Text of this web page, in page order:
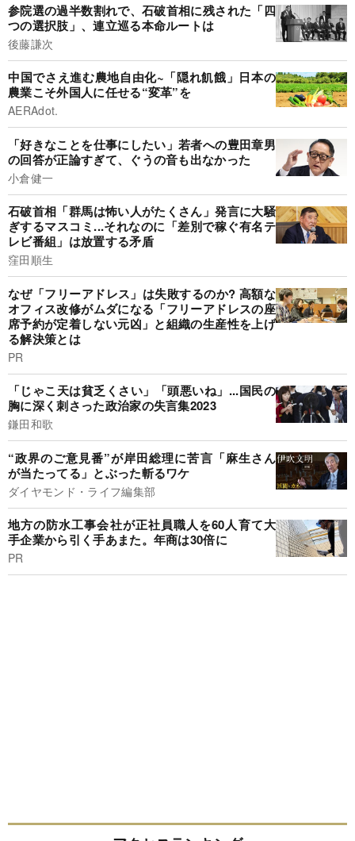
参院選の過半数割れで、石破首相に残された「四
つの選択肢」、連立巡る本命ルートは
後藤謙次
中国でさえ進む農地自由化~「隠れ飢餓」日本の
農業こそ外国人に任せる“変革”を
AERAdot.
「好きなことを仕事にしたい」若者への豊田章男
の回答が正論すぎて、ぐうの音も出なかった
小倉健一
石破首相「群馬は怖い人がたくさん」発言に大騒
ぎするマスコミ...それなのに「差別で稼ぐ有名テ
レビ番組」は放置する矛盾
窪田順生
なぜ「フリーアドレス」は失敗するのか? 高額な
オフィス改修がムダになる「フリーアドレスの座
席予約が定着しない元凶」と組織の生産性を上げ
る解決策とは
PR
「じゃこ天は貧乏くさい」「頭悪いね」...国民の
胸に深く刺さった政治家の失言集2023
鎌田和歌
“政界のご意見番”が岸田総理に苦言「麻生さん
が当たってる」とぶった斬るワケ
ダイヤモンド・ライフ編集部
地方の防水工事会社が正社員職人を60人育て大
手企業から引く手あまた。年商は30倍に
PR